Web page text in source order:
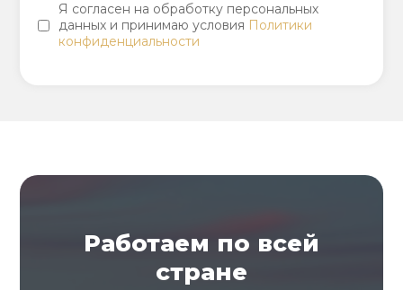
Я согласен на обработку персональных
данных и принимаю условия Политики
конфиденциальности
Работаем по всей
стране